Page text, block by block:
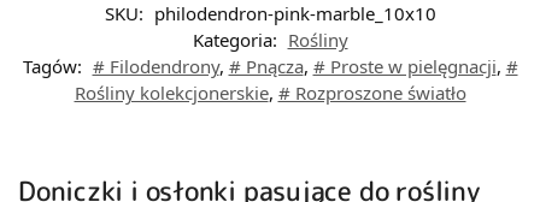
SKU: philodendron-pink-marble_10x10
Kategoria: Rośliny
Tagów: # Filodendrony, # Pnącza, # Proste w pielęgnacji, #
Rośliny kolekcjonerskie, # Rozproszone światło
Doniczki i osłonki pasujące do rośliny